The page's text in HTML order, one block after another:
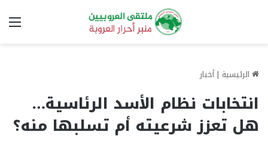
الرئيسية | أخبار
انتخابات نظام الأسد الرئاسية…
هل تعزز شرعيته أم تسلبها منه؟